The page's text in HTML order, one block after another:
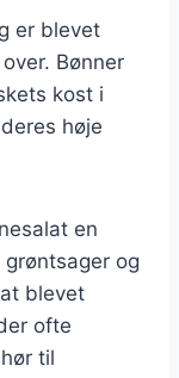
er blevet
Bønner
kost i
høje
en
og
blevet
ofte
til